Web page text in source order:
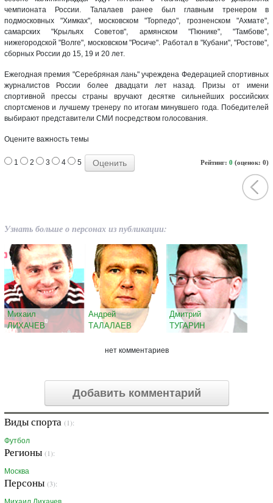
чемпионата России. Талалаев ранее был главным тренером в
подмосковных "Химках", московском "Торпедо", грозненском "Ахмате",
самарских "Крыльях Советов", армянском "Пюнике", "Тамбове",
нижегородской "Волге", московском "Росиче". Работал в "Кубани", "Ростове",
сборных России до 15, 19 и 20 лет.
Ежегодная премия "Серебряная лань" учреждена Федерацией спортивных
журналистов России более двадцати лет назад. Призы от имени
спортивной прессы страны вручают десятке сильнейших российских
спортсменов и лучшему тренеру по итогам минувшего года. Победителей
выбирают представители СМИ посредством голосования.
Оцените важность темы
Рейтинг: 0 (оценок: 0)
1 2 3 4 5
Узнать больше о персонах из публикации:
Михаил
ЛИХАЧЕВ
Андрей
ТАЛАЛАЕВ
Дмитрий
ТУГАРИН
нет комментариев
Добавить комментарий
Виды спорта (1):
Футбол
Регионы (1):
Москва
Персоны (3):